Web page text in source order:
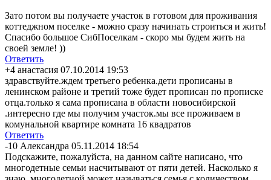
Зато потом вы получаете участок в готовом для проживания
коттеджном поселке - можно сразу начинать строиться и жить!
Спасибо большое СибПоселкам - скоро мы будем жить на
своей земле! ))
Ответить
+4 анастасия 07.10.2014 19:53
здравствуйте.ждем третьего ребенка.дети прописаны в
ленинском районе и третий тоже будет прописан по прописке
отца.только я сама прописана в области новосибирской
.интересно где мы получим участок.мы все проживаем в
комунальной квартире комната 16 квадратов
Ответить
-10 Александра 05.11.2014 18:54
Подскажите, пожалуйста, на данном сайте написано, что
многодетные семьи насчитывают от пяти детей. Насколько я